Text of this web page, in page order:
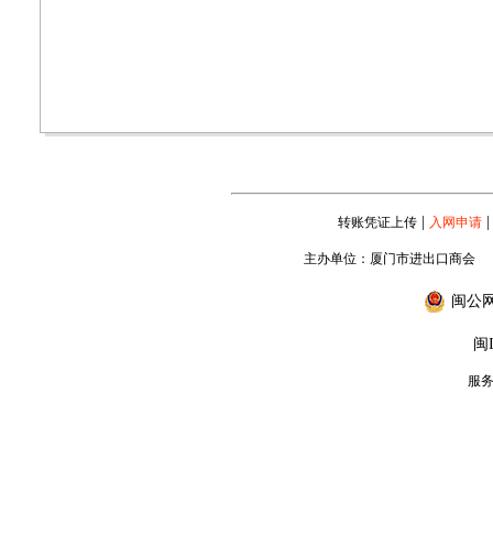
转账凭证上传| 入网申请|
主办单位：厦门市进出口商
闽公
闽
服